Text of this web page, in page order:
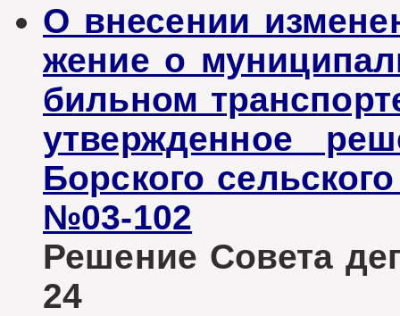
О внесении
жение о
бильном
утвержденное
Борского
№03-102
Решение Совета
24